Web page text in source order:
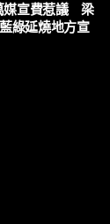
媒宣費惹議 梁
綠延燒地方宣